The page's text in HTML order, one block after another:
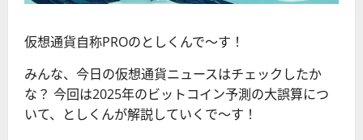
仮想通貨自称PROのとしくんで〜す！
みんな、今日の仮想通貨ニュースはチェックしたか
な？ 今回は2025年のビットコイン予測の大誤算につ
いて、としくんが解説していくで〜す！